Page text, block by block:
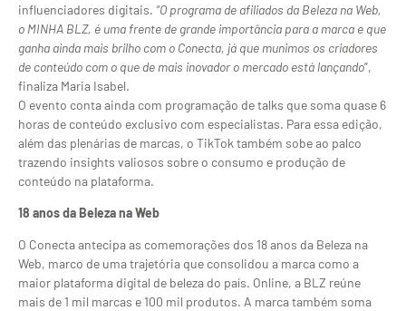
influenciadores digitais. “O programa de afiliados da Beleza na Web,
o MINHA BLZ, é uma frente de grande importância para a marca e que
ganha ainda mais brilho com o Conecta, já que munimos os criadores
de conteúdo com o que de mais inovador o mercado está lançando”,
finaliza Maria Isabel.
O evento conta ainda com programação de talks que soma quase 6
horas de conteúdo exclusivo com especialistas. Para essa edição,
além das plenárias de marcas, o TikTok também sobe ao palco
trazendo insights valiosos sobre o consumo e produção de
conteúdo na plataforma.
18 anos da Beleza na Web
O Conecta antecipa as comemorações dos 18 anos da Beleza na
Web, marco de uma trajetória que consolidou a marca como a
maior plataforma digital de beleza do país. Online, a BLZ reúne
mais de 1 mil marcas e 100 mil produtos. A marca também soma